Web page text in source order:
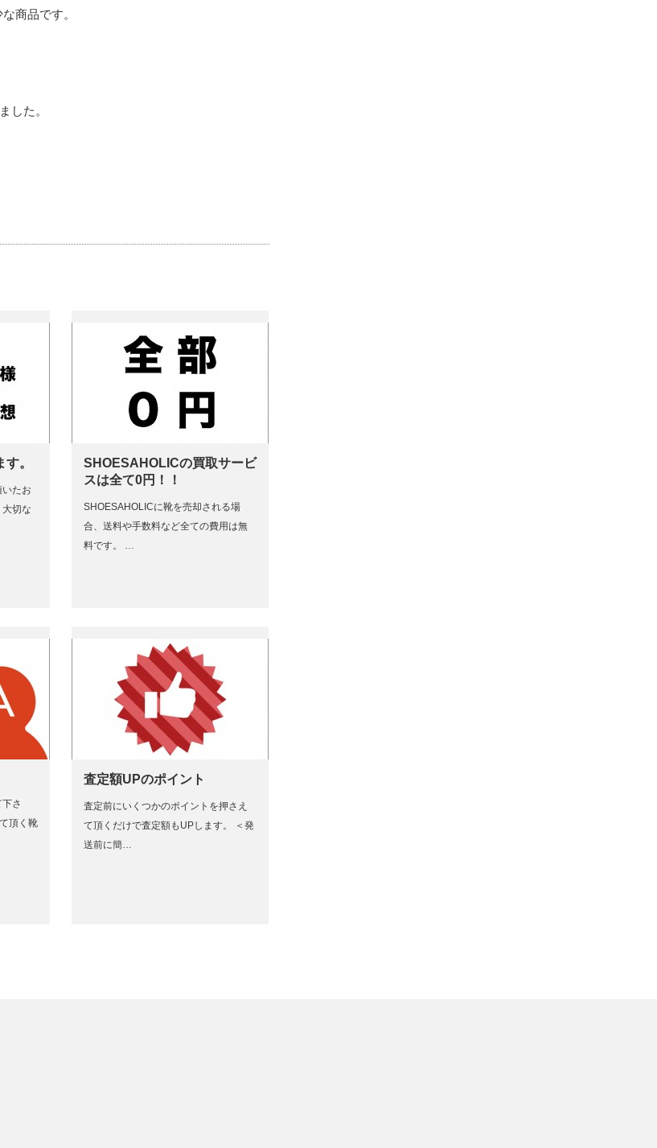
商品です。
した。
。
たお
切な
SHOESAHOLICの買取サービ
スは全て0円！！
SHOESAHOLICに靴を売却される場
合、送料や手数料など全ての費用は無
料です。 …
さ
頂く靴
査定額UPのポイント
査定前にいくつかのポイントを押さえ
て頂くだけで査定額もUPします。 ＜発
送前に簡…